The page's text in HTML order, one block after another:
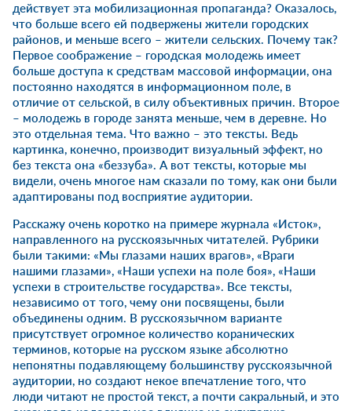
действует эта мобилизационная пропаганда? Оказалось,
что больше всего ей подвержены жители городских
районов, и меньше всего – жители сельских. Почему так?
Первое соображение – городская молодежь имеет
больше доступа к средствам массовой информации, она
постоянно находятся в информационном поле, в
отличие от сельской, в силу объективных причин. Второе
– молодежь в городе занята меньше, чем в деревне. Но
это отдельная тема. Что важно – это тексты. Ведь
картинка, конечно, производит визуальный эффект, но
без текста она «беззуба». А вот тексты, которые мы
видели, очень многое нам сказали по тому, как они были
адаптированы под восприятие аудитории.
Расскажу очень коротко на примере журнала «Исток»,
направленного на русскоязычных читателей. Рубрики
были такими: «Мы глазами наших врагов», «Враги
нашими глазами», «Наши успехи на поле боя», «Наши
успехи в строительстве государства». Все тексты,
независимо от того, чему они посвящены, были
объединены одним. В русскоязычном варианте
присутствует огромное количество коранических
терминов, которые на русском языке абсолютно
непонятны подавляющему большинству русскоязычной
аудитории, но создают некое впечатление того, что
люди читают не простой текст, а почти сакральный, и это